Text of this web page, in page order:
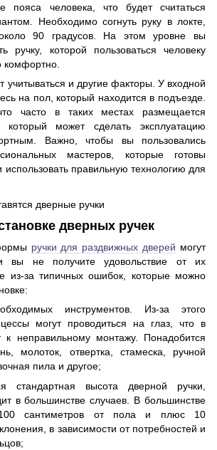
пояса человека, что будет считаться
Необходимо согнуть руку в локте,
90 градусов. На этом уровне вы
ручку, которой пользоваться человеку
комфортно.
учитываться и другие факторы. У входной
на пол, который находится в подъезде.
часто в таких местах размещается
который может сделать эксплуатацию
Важно, чтобы вы пользовались
мастеров, которые готовы
использовать правильную технологию для
дверных ручек
ручки для раздвижных дверей могут
вы не получите удовольствие от их
из-за типичных ошибок, которые можно
инструментов. Из-за этого
могут проводиться на глаз, что в
к неправильному монтажу. Понадобится
молоток, отвертка, стамеска, ручной
пила и другое;
стандартная высота дверной ручки,
в большинстве случаев. В большинстве
сантиметров от пола и плюс 10
в зависимости от потребностей и